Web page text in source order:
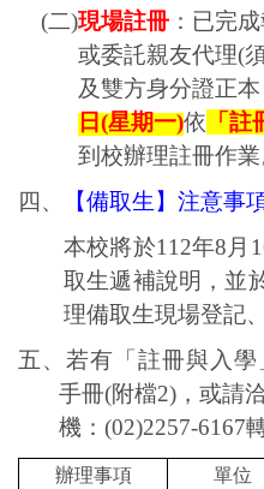
(二)現場註冊 ：已完
或委託親友代理(
及雙方身分證正
日(星期一)依 「註
到校辦理註冊作業
四、
【備取生】注意事
本校將於112年8 月
取生遞補說明，並
理備取生現場登記
五、若有「註冊與入
手冊(附檔2) ，或請
機： (02)2257-6167
辦理事項 單位